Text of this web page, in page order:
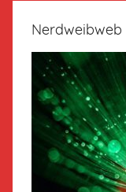
Nerdweibweb